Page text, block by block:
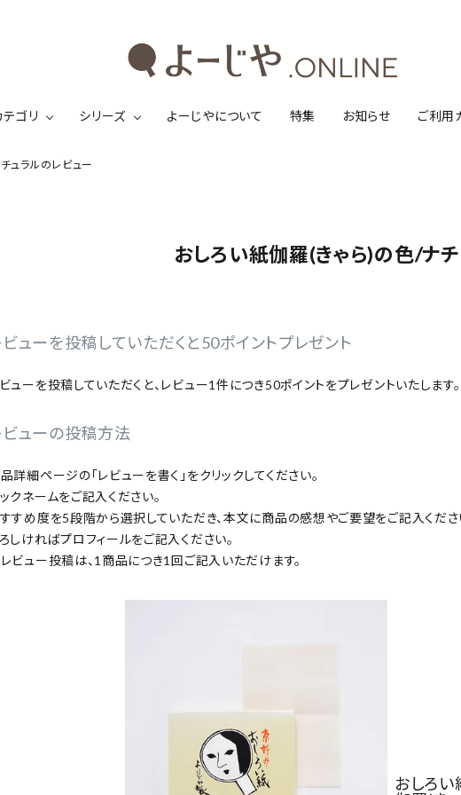
ゴリ シリーズ よーじやについて 特集 お知らせ ご利用
ュラルのレビュー
おしろい紙伽羅(きゃら)の色/ナ
ビューを投稿していただくと50ポイントプレゼント
ューを投稿していただくと、レビュー1件につき50ポイントをプレゼントいたします。
ビューの投稿方法
詳細ページの「レビューを書く」をクリックしてください。
クネームをご記入ください。
すめ度を5段階から選択していただき、本文に商品の感想やご要望をご記入くださ
しければプロフィールをご記入ください。
ビュー投稿は、1商品につき1回ご記入いただけます。
おしろい